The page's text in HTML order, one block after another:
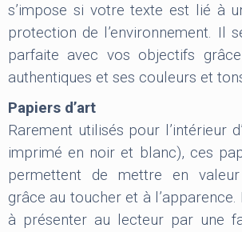
s’impose si votre texte est lié à
protection de l’environnement. Il
parfaite avec vos objectifs
authentiques et ses couleurs et
Papiers d’art
Rarement utilisés pour l’intérieur
imprimé en noir et blanc), ces
permettent de mettre en
grâce au toucher et à
à présenter au lecteur par une